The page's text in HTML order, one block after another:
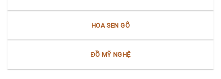
HOA SEN GỖ
ĐỒ MỸ NGHỆ